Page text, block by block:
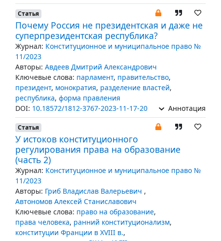
Статья
Почему Россия не президентская и даже не
суперпрезидентская республика?
Журнал: Конституционное и муниципальное право №
11/2023
Авторы: Авдеев Дмитрий Александрович
Ключевые слова: парламент, правительство,
президент, монократия, разделение властей,
республика, форма правления
DOI: 10.18572/1812-3767-2023-11-17-20 Аннотация
Статья
У истоков конституционного
регулирования права на образование
(часть 2)
Журнал: Конституционное и муниципальное право №
11/2023
Авторы: Гриб Владислав Валерьевич ,
Автономов Алексей Станиславович
Ключевые слова: право на образование,
права человека, ранний конституционализм,
конституции Франции в XVIII в.,